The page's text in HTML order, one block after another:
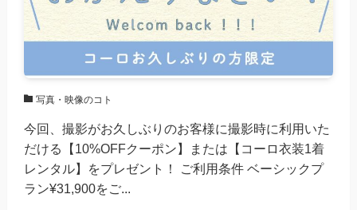
写真・映像のコト
今回、撮影がお久しぶりのお客様に撮影時に利用いた
だける【10%OFFクーポン】または【コーロ衣装1着
レンタル】をプレゼント！ ご利用条件 ベーシックプ
ラン¥31,900をご...